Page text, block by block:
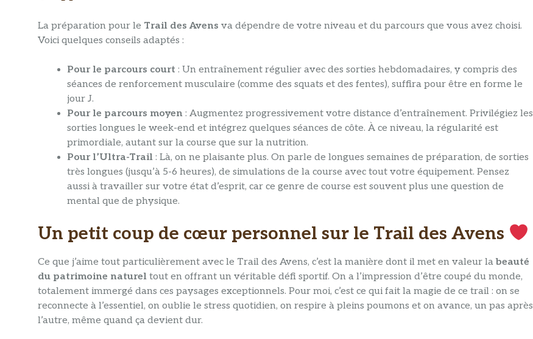
La préparation pour le Trail des Avens va dépendre de votre niveau et du parcours que vous avez choisi.
Voici quelques conseils adaptés :
Pour le parcours court : Un entraînement régulier avec des sorties hebdomadaires, y compris des
séances de renforcement musculaire (comme des squats et des fentes), suffira pour être en forme le
jour J.
Pour le parcours moyen : Augmentez progressivement votre distance d’entraînement. Privilégiez les
sorties longues le week-end et intégrez quelques séances de côte. À ce niveau, la régularité est
primordiale, autant sur la course que sur la nutrition.
Pour l’Ultra-Trail : Là, on ne plaisante plus. On parle de longues semaines de préparation, de sorties
très longues (jusqu’à 5-6 heures), de simulations de la course avec tout votre équipement. Pensez
aussi à travailler sur votre état d’esprit, car ce genre de course est souvent plus une question de
mental que de physique.
Un petit coup de cœur personnel sur le Trail des Avens
Ce que j’aime tout particulièrement avec le Trail des Avens, c’est la manière dont il met en valeur labeauté
du patrimoine naturel tout en offrant un véritable défi sportif. On a l’impression d’être coupé du monde,
totalement immergé dans ces paysages exceptionnels. Pour moi, c’est ce qui fait la magie de ce trail : on se
reconnecte à l’essentiel, on oublie le stress quotidien, on respire à pleins poumons et on avance, un pas après
l’autre, même quand ça devient dur.